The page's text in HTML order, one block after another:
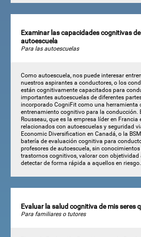
Examinar las capacidades cognitivas
autoescuela
Para las autoescuelas
Como autoescuela, nos puede interesar
nuestros aspirantes a conductores, o los
están cognitivamente capacitados para
importantes autoescuelas de diferentes
incorporado CogniFit como una herramienta
entrenamiento cognitivo para la conducción.
Rousseau, que es la empresa líder en Francia
relacionados con autoescuelas y seguridad
Economic Diversification en Canadá, o la
batería de evaluación cognitiva para
profesores de autoescuela, sin
trastornos cognitivos, valorar con objetividad
detectar de forma rápida a aquellos en riesgo.
Evaluar la salud cognitiva de mis seres
Para familiares o tutores